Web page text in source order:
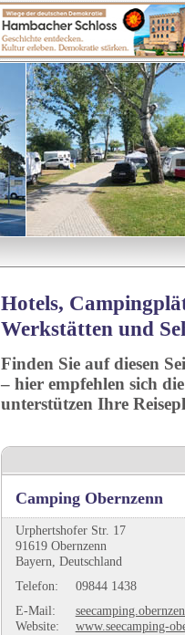
Hotels,
Werkstätten und
Finden Sie auf diesen
– hier empfehlen sich
unterstützen Ihre
Camping Obernzenn
Urphertshofer Str. 17
91619 Obernzenn
Bayern, Deutschland
Telefon:
09844 1438
E-Mail:
Website:
www.seecamping-